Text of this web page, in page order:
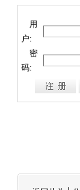
用
户:
密
码: